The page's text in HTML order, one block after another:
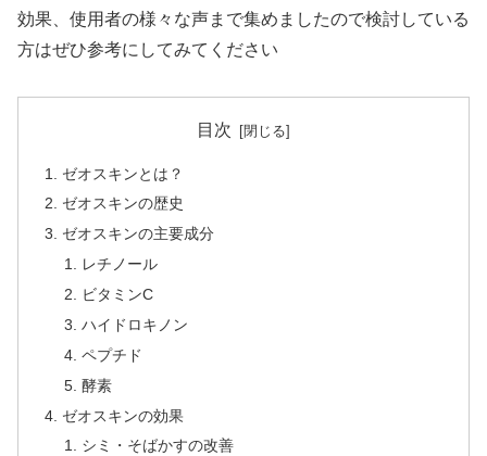
効果、使用者の様々な声まで集めましたので検討している
方はぜひ参考にしてみてください
目次
ゼオスキンとは？
ゼオスキンの歴史
ゼオスキンの主要成分
レチノール
ビタミンC
ハイドロキノン
ペプチド
酵素
ゼオスキンの効果
シミ・そばかすの改善